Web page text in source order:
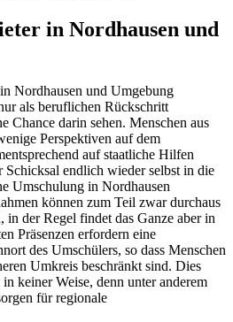
in Nordhausen und
Nordhausen und Umgebung
als beruflichen Rückschritt
Chance darin sehen. Menschen aus
Perspektiven auf dem
auf staatliche Hilfen
Schicksal endlich wieder selbst in die
Umschulung in Nordhausen
können zum Teil zwar durchaus
der Regel findet das Ganze aber in
Präsenzen erfordern eine
des Umschülers, so dass Menschen
Umkreis beschränkt sind. Dies
keiner Weise, denn unter anderem
für regionale